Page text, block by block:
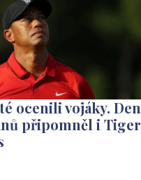
ocenili vojáky. Den
připomněl i Tiger